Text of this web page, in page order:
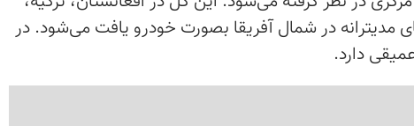
مدیترانه در شمال آفریقا بصورت خودرو یافت می‌شود. در
دارد.